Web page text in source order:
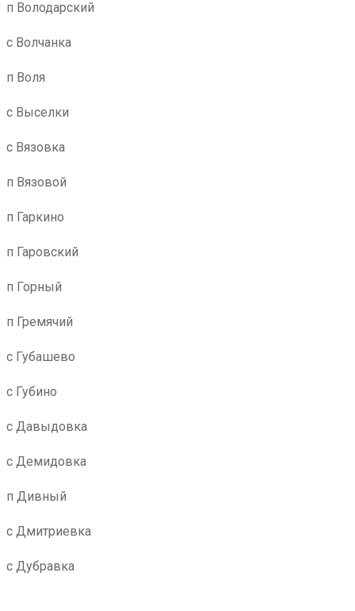
п Володарский
с Волчанка
п Воля
с Выселки
с Вязовка
п Вязовой
п Гаркино
п Гаровский
п Горный
п Гремячий
с Губашево
с Губино
с Давыдовка
с Демидовка
п Дивный
с Дмитриевка
с Дубравка